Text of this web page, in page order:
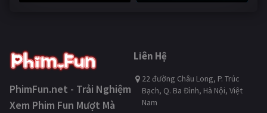
246,370 lượt xem
PhimFun.net - Trải Nghiệm
Xem Phim Fun Mượt Mà
Liên Hệ
22 đường Châu Long, P. Trúc
Bạch, Q. Ba Đình, Hà Nội, Việt
Nam